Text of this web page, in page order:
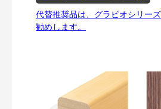
代替推奨品は、グラビオシリー
勧めします。